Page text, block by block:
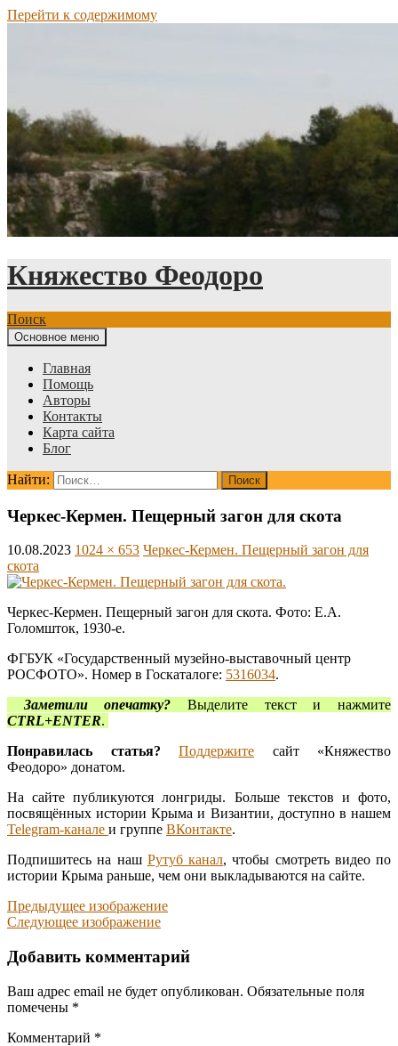
Перейти к содержимому
Княжество Феодоро
Поиск
Основное меню
Главная
Помощь
Авторы
Контакты
Карта сайта
Блог
Найти:
Черкес-Кермен. Пещерный загон для скота
10.08.2023 1024 × 653 Черкес-Кермен. Пещерный загон для
скота
Черкес-Кермен. Пещерный загон для скота. Фото: Е.А.
Голомшток, 1930-е.
ФГБУК «Государственный музейно-выставочный центр
РОСФОТО». Номер в Госкаталоге: 5316034.
Заметили опечатку? Выделите текст и нажмите
CTRL+ENTER.
Понравилась статья?
Поддержите сайт «Княжество
Феодоро» донатом.
На сайте публикуются лонгриды. Больше текстов и фото,
посвящённых истории Крыма и Византии, доступно в нашем
Telegram-канале и группе ВКонтакте.
Подпишитесь на наш Рутуб канал, чтобы смотреть видео по
истории Крыма раньше, чем они выкладываются на сайте.
Предыдущее изображение
Следующее изображение
Добавить комментарий
Ваш адрес email не будет опубликован. Обязательные поля
помечены *
Комментарий *